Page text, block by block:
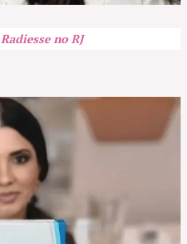
Radiesse no RJ